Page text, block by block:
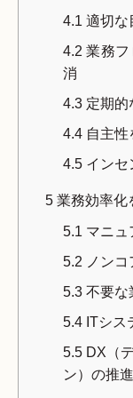
4.1 適切な
4.2 業務
消
4.3 定期的
4.4 自主
4.5 インセ
5 業務効率化
5.1 マニュ
5.2 ノン
5.3 不要な
5.4 ITシス
5.5 DX（
ン）の推進